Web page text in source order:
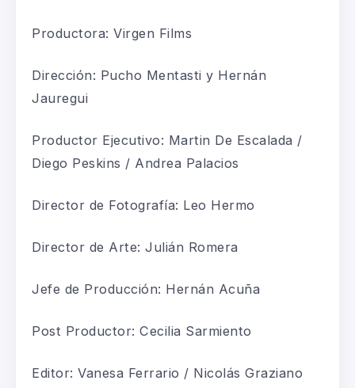
Productora: Virgen Films
Dirección: Pucho Mentasti y Hernán
Jauregui
Productor Ejecutivo: Martin De Escalada /
Diego Peskins / Andrea Palacios
Director de Fotografía: Leo Hermo
Director de Arte: Julián Romera
Jefe de Producción: Hernán Acuña
Post Productor: Cecilia Sarmiento
Editor: Vanesa Ferrario / Nicolás Graziano